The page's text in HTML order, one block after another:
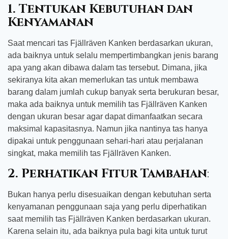
1. Tentukan Kebutuhan dan
Kenyamanan
Saat mencari tas Fjällräven Kanken berdasarkan ukuran,
ada baiknya untuk selalu mempertimbangkan jenis barang
apa yang akan dibawa dalam tas tersebut. Dimana, jika
sekiranya kita akan memerlukan tas untuk membawa
barang dalam jumlah cukup banyak serta berukuran besar,
maka ada baiknya untuk memilih tas Fjällräven Kanken
dengan ukuran besar agar dapat dimanfaatkan secara
maksimal kapasitasnya. Namun jika nantinya tas hanya
dipakai untuk penggunaan sehari-hari atau perjalanan
singkat, maka memilih tas Fjällräven Kanken.
2. Perhatikan Fitur Tambahan:
Bukan hanya perlu disesuaikan dengan kebutuhan serta
kenyamanan penggunaan saja yang perlu diperhatikan
saat memilih tas Fjällräven Kanken berdasarkan ukuran.
Karena selain itu, ada baiknya pula bagi kita untuk turut